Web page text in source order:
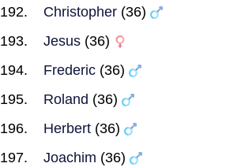
Christopher (36)
Jesus (36)
Frederic (36)
Roland (36)
Herbert (36)
Joachim (36)